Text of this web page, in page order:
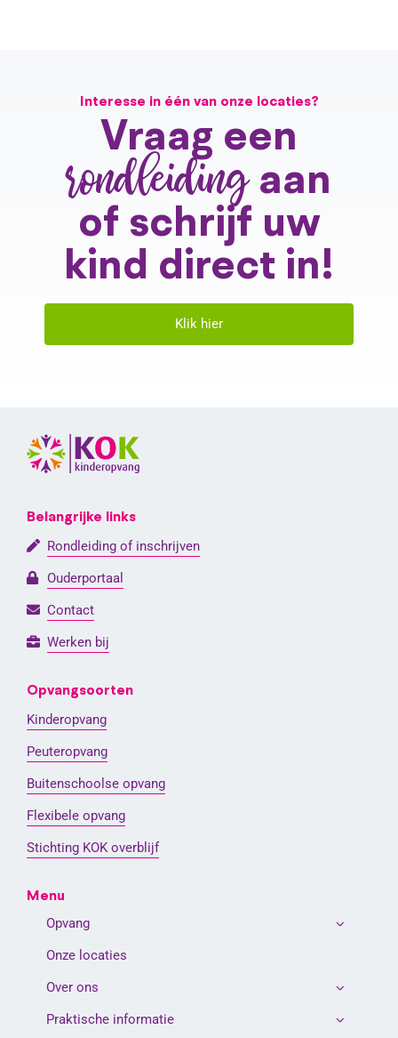
Interesse in één van onze locaties?
Vraag een
rondleidingaan
of schrijf uw
kind direct in!
Klik hier
Belangrijke links
Rondleiding of inschrijven
Ouderportaal
Contact
Werken bij
Opvangsoorten
Kinderopvang
Peuteropvang
Buitenschoolse opvang
Flexibele opvang
Stichting KOK overblijf
Menu
Opvang
Onze locaties
Over ons
Praktische informatie